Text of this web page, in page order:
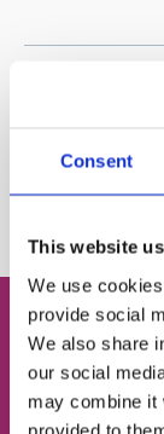
Consent
This website
We use
provide social
We also share
our social
may combine it
provided to
Автор: